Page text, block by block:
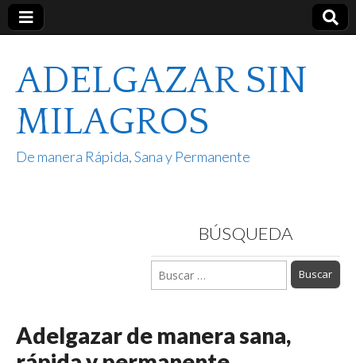
ADELGAZAR SIN
MILAGROS
De manera Rápida, Sana y Permanente
BÚSQUEDA
Buscar:
Adelgazar de manera sana,